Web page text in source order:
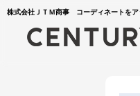
株式会社ＪＴＭ商事 コーディネートをア